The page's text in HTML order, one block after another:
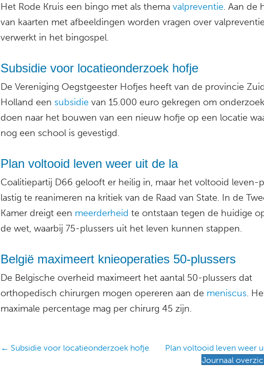
Het Rode Kruis een bingo met als thema valpreventie. Aan de
van kaarten met afbeeldingen worden vragen over
verwerkt in het bingospel.
Subsidie voor locatieonderzoek hofje
De Vereniging Oegstgeester Hofjes heeft van de provincie
Holland een subsidie van 15.000 euro gekregen om
doen naar het bouwen van een nieuw hofje op een locatie
nog een school is gevestigd.
Plan voltooid leven weer uit de la
Coalitiepartij D66 gelooft er heilig in, maar het voltooid leven-
lastig te reanimeren na kritiek van de Raad van State. In de
Kamer dreigt een meerderheid te ontstaan tegen de huidige
de wet, waarbij 75-plussers uit het leven kunnen stappen.
België maximeert knieoperaties 50-plussers
De Belgische overheid maximeert het aantal 50-plussers dat
orthopedisch chirurgen mogen opereren aan de meniscus.
maximale percentage mag per chirurg 45 zijn.
Posts
← Subsidie voor locatieonderzoek hofje
Plan voltooid leven weer
Journaal